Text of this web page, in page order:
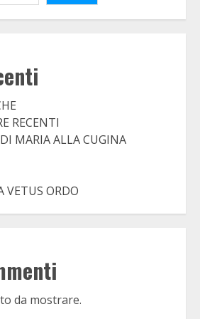
RECENTI
MARIA ALLA CUGINA
VETUS ORDO
da mostrare.